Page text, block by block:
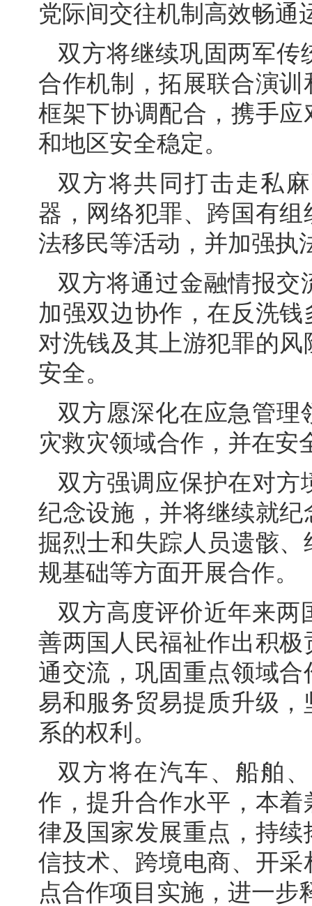
党际间交往机制高效畅通
双方将继续巩固两军传
合作机制，拓展联合演
框架下协调配合，携手
和地区安全稳定。
双方将共同打击走私
器，网络犯罪、跨国有
法移民等活动，并加强执
双方将通过金融情报交
加强双边协作，在反洗
对洗钱及其上游犯罪的
安全。
双方愿深化在应急管理
灾救灾领域合作，并在安
双方强调应保护在对方
纪念设施，并将继续就
掘烈士和失踪人员遗骸
规基础等方面开展合作。
双方高度评价近年来两
善两国人民福祉作出积
通交流，巩固重点领域
易和服务贸易提质升级
系的权利。
双方将在汽车、船舶
作，提升合作水平，本
律及国家发展重点，持
信技术、跨境电商、开
点合作项目实施，进一步